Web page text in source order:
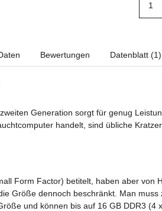
Bewertungen Datenblatt (1)
Generation sorgt für genug
handelt, sind übliche
Form Factor) betitelt, haben aber von
Größe dennoch beschränkt. Man
und können bis auf 16 GB DDR3 (4